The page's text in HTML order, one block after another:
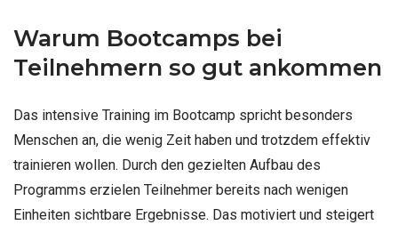
Warum Bootcamps bei
Teilnehmern so gut ankommen
Das intensive Training im Bootcamp spricht besonders
Menschen an, die wenig Zeit haben und trotzdem effektiv
trainieren wollen. Durch den gezielten Aufbau des
Programms erzielen Teilnehmer bereits nach wenigen
Einheiten sichtbare Ergebnisse. Das motiviert und steigert